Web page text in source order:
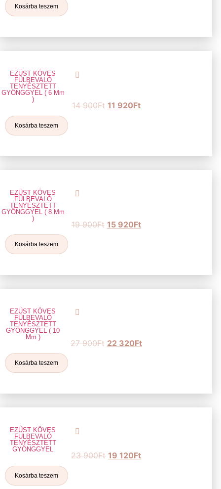
Kosárba teszem
EZÜST KÖVES
FÜLBEVALÓ
TENYÉSZTETT
GYÖNGGYEL ( 6 Mm
)
14 900Ft 11 920Ft
Kosárba teszem
EZÜST KÖVES
FÜLBEVALÓ
TENYÉSZTETT
GYÖNGGYEL ( 8 Mm
)
19 900Ft 15 920Ft
Kosárba teszem
EZÜST KÖVES
FÜLBEVALÓ
TENYÉSZTETT
GYÖNGGYEL ( 10
Mm )
27 900Ft 22 320Ft
Kosárba teszem
EZÜST KÖVES
FÜLBEVALÓ
TENYÉSZTETT
GYÖNGGYEL
23 900Ft 19 120Ft
Kosárba teszem